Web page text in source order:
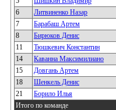
6
Литвиненко Назар
7
Барабаш Артем
8
Бирюков Денис
11
Тюшкевич Константин
14
Каванна Максимилиано
15
Довгань Артем
18
Шенкель Денис
21
Борило Илья
Итого по команде